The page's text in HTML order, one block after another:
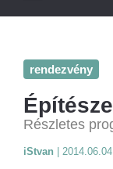
rendezvény
Részletes
iStvan